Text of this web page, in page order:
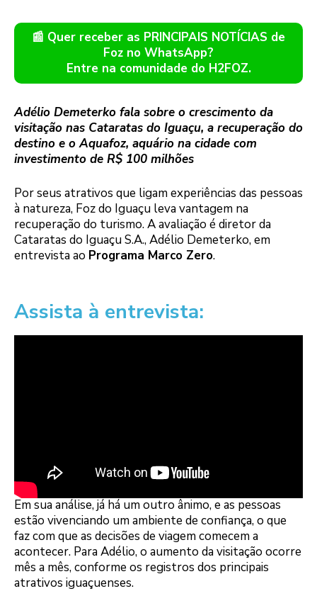
📰 Quer receber as PRINCIPAIS NOTÍCIAS de
Foz no WhatsApp?
Entre na comunidade do H2FOZ.
Adélio Demeterko fala sobre o crescimento da
visitação nas Cataratas do Iguaçu, a recuperação do
destino e o Aquafoz, aquário na cidade com
investimento de R$ 100 milhões
Por seus atrativos que ligam experiências das pessoas
à natureza, Foz do Iguaçu leva vantagem na
recuperação do turismo. A avaliação é diretor da
Cataratas do Iguaçu S.A., Adélio Demeterko, em
entrevista ao Programa Marco Zero.
Assista à entrevista:
Em sua análise, já há um outro ânimo, e as pessoas
estão vivenciando um ambiente de confiança, o que
faz com que as decisões de viagem comecem a
acontecer. Para Adélio, o aumento da visitação ocorre
mês a mês, conforme os registros dos principais
atrativos iguaçuenses.